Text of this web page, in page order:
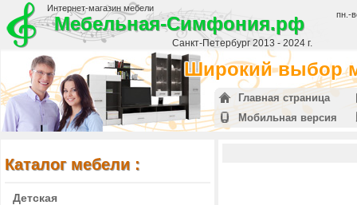
Интернет-магазин мебели
Мебельная-Симфония.рф
Санкт-Петербург 2013 - 2024 г.
пн.-
Широкий выбор
Главная страница
Мобильная версия
Каталог мебели :
Детская